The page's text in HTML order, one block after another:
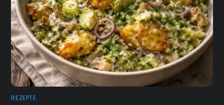
REZEPTE